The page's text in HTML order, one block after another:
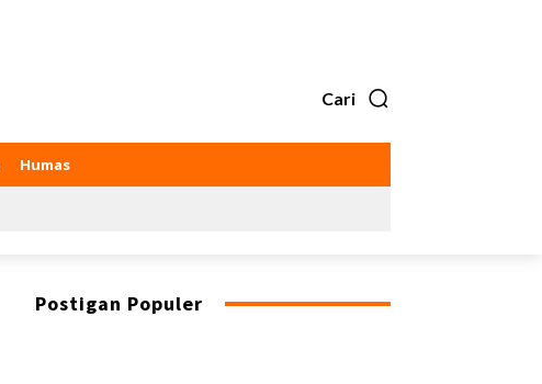
Cari
Humas
Postigan Populer